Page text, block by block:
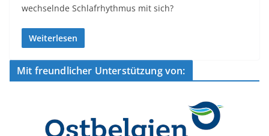
wechselnde Schlafrhythmus mit sich?
Weiterlesen
Mit freundlicher Unterstützung von: